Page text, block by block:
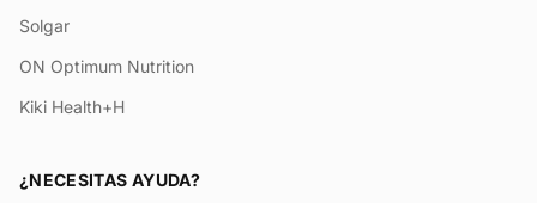
Solgar
ON Optimum Nutrition
Kiki Health+H
¿NECESITAS AYUDA?